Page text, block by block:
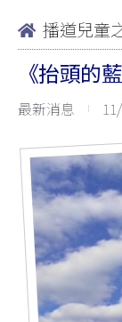
播道兒童
《抬頭的
最新消息